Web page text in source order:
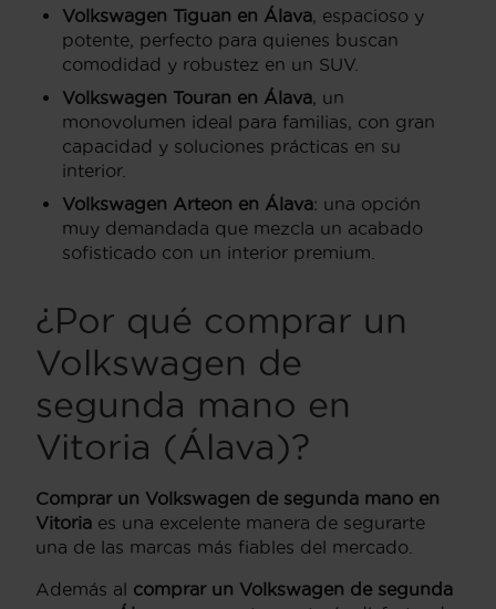
Volkswagen Tiguan en Álava , espacioso y
potente, perfecto para quienes buscan
comodidad y robustez en un SUV.
Volkswagen Touran en Álava , un
monovolumen ideal para familias, con gran
capacidad y soluciones prácticas en su
interior.
Volkswagen Arteon en Álava: una opción
muy demandada que mezcla un acabado
sofisticado con un interior premium.
¿Por qué comprar un
Volkswagen de
segunda mano en
Vitoria (Álava)?
Comprar un Volkswagen de segunda mano en
Vitoria es una excelente manera de segurarte
una de las marcas más fiables del mercado.
Además al comprar un Volkswagen de segunda